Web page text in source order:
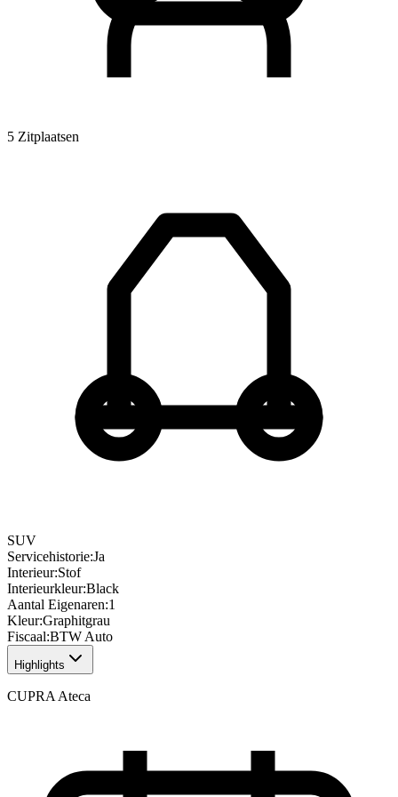
5 Zitplaatsen
SUV
Servicehistorie:Ja
Interieur:Stof
Interieurkleur:Black
Aantal Eigenaren:1
Kleur:Graphitgrau
Fiscaal:BTW Auto
Highlights
CUPRA Ateca